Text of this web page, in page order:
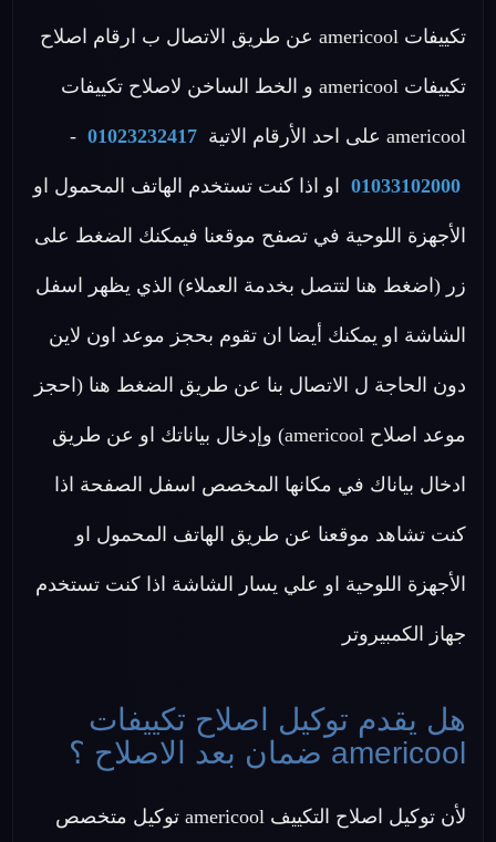
تكييفات americool عن طريق الاتصال ب ارقام اصلاح
تكييفات americool و الخط الساخن لاصلاح تكييفات
americool على احد الأرقام الاتية 01023232417
-
01033102000 او اذا كنت تستخدم الهاتف المحمول او
الأجهزة اللوحية في تصفح موقعنا فيمكنك الضغط على
زر (اضغط هنا لتتصل بخدمة العملاء) الذي يظهر اسفل
الشاشة او يمكنك أيضا ان تقوم بحجز موعد اون لاين
دون الحاجة ل الاتصال بنا عن طريق الضغط هنا (احجز
موعد اصلاح americool) وإدخال بياناتك او عن طريق
ادخال بياناك في مكانها المخصص اسفل الصفحة اذا
كنت تشاهد موقعنا عن طريق الهاتف المحمول او
الأجهزة اللوحية او علي يسار الشاشة اذا كنت تستخدم
جهاز الكمبيروتر
هل يقدم توكيل اصلاح تكييفات
americool ضمان بعد الاصلاح ؟
لأن توكيل اصلاح التكييف americool توكيل متخصص